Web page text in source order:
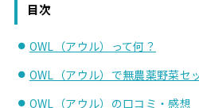
目次
OWL（アウル）って何？
OWL（アウル）で無農薬野菜セ
OWL（アウル）の口コミ・感想